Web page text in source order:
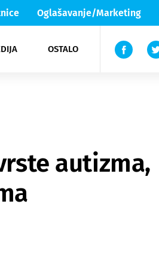
Oglašavanje/Marketing
OSTALO
Lika & Senj
TV
autizma,